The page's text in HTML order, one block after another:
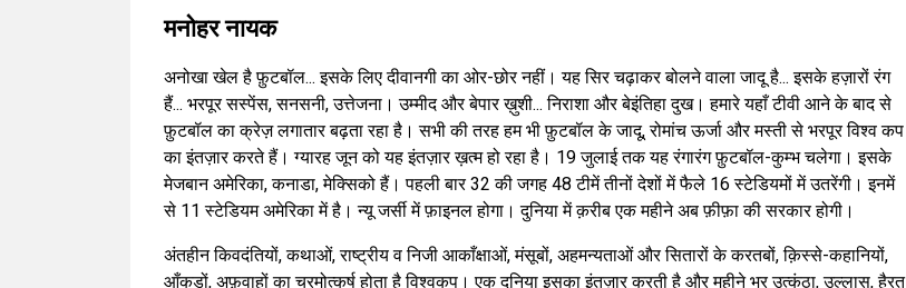
मनोहर नायक
अनोखा खेल है फ़ुटबॉल... इसके लिए दीवानगी का ओर-छोर नहीं। यह सिर चढ़ाकर बोलने वाला जादू है... इसके हज़ारों रंग
हैं... भरपूर सस्पेंस, सनसनी, उत्तेजना। उम्मीद और बेपार ख़ुशी... निराशा और बेइंतिहा दुख। हमारे यहाँ टीवी आने के बाद से
फ़ुटबॉल का क्रेज़ लगातार बढ़ता रहा है। सभी की तरह हम भी फ़ुटबॉल के जादू, रोमांच ऊर्जा और मस्ती से भरपूर विश्व कप
का इंतज़ार करते हैं। ग्यारह जून को यह इंतज़ार ख़त्म हो रहा है। 19 जुलाई तक यह रंगारंग फ़ुटबॉल-कुम्भ चलेगा। इसके
मेजबान अमेरिका, कनाडा, मेक्सिको हैं। पहली बार 32 की जगह 48 टीमें तीनों देशों में फैले 16 स्टेडियमों में उतरेंगी। इनमें
से 11 स्टेडियम अमेरिका में है। न्यू जर्सी में फ़ाइनल होगा। दुनिया में क़रीब एक महीने अब फ़ीफ़ा की सरकार होगी।
अंतहीन किवदंतियों, कथाओं, राष्ट्रीय व निजी आकाँक्षाओं, मंसूबों, अहमन्यताओं और सितारों के करतबों, क़िस्से-कहानियों,
आँकड़ों, अफ़वाहों का चरमोत्कर्ष होता है विश्वकप। एक दुनिया इसका इंतज़ार करती है और महीने भर उत्कंठा, उल्लास, हैरत